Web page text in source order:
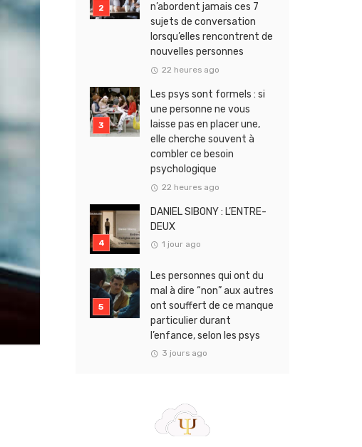
n’abordent jamais ces 7
sujets de conversation
lorsqu’elles rencontrent de
nouvelles personnes
22 heures ago
Les psys sont formels : si
une personne ne vous
laisse pas en placer une,
elle cherche souvent à
combler ce besoin
psychologique
22 heures ago
DANIEL SIBONY : L’ENTRE-
DEUX
1 jour ago
Les personnes qui ont du
mal à dire “non” aux autres
ont souffert de ce manque
particulier durant
l’enfance, selon les psys
3 jours ago